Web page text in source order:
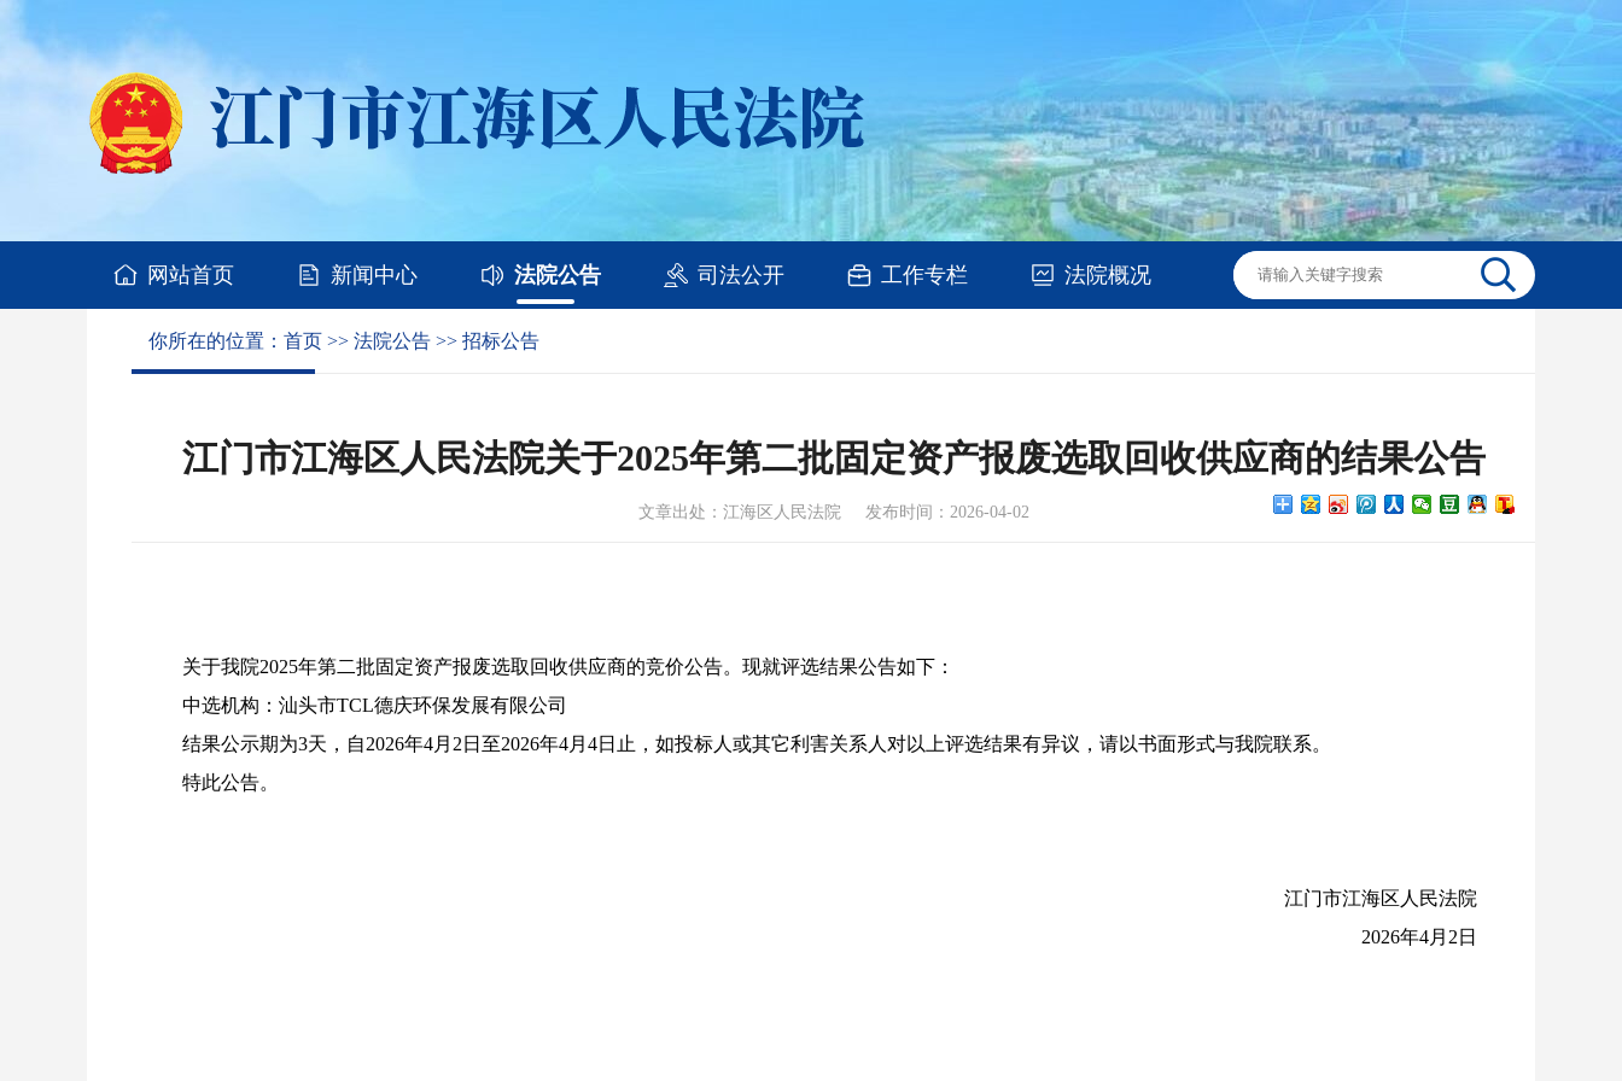
网站首页 新闻中心 法院公告 司法公开 工作专栏 法院概况
你所在的位置： 首页 >> 法院公告 >> 招标公告
江门市江海区人民法院关于2025年第二批固定资产报废选取回收供应商的结果公告
文章出处：江海区人民法院 发布时间：2026-04-02
关于我院2025年第二批固定资产报废选取回收供应商的竞价公告。现就评选结果公告如下：
中选机构：汕头市TCL德庆环保发展有限公司
结果公示期为3天，自2026年4月2日至2026年4月4日止，如投标人或其它利害关系人对以上评选结果有异议，请以书面形式与我院联系。
特此公告。
江门市江海区人民法院
2026年4月2日